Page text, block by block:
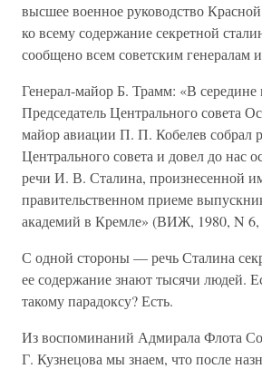
высшее военное руководство
ко всему содержание секретной
сообщено всем советским генералам
Генерал-майор Б. Трамм: «В середине
Председатель Центрального совета
майор авиации П. П. Кобелев собрал
Центрального совета и довел до нас
речи И. В. Сталина, произнесенной
правительственном приеме
академий в Кремле» (ВИЖ, 1980, N 6,
С одной стороны — речь Сталина
ее содержание знают тысячи людей.
такому парадоксу? Есть.
Из воспоминаний Адмирала Флота
Г. Кузнецова мы знаем, что после